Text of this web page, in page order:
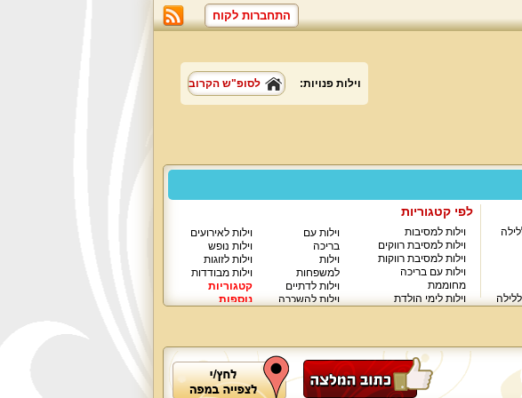
התחברות לקוח
וילות פנויות: לסופ"ש הקרוב
לפי קטגוריות
וילות למסיבות
וילות למסיבת רווקים
וילות למסיבת רווקות
וילות עם בריכה
מחוממת
וילות לימי הולדת
וילות עם
בריכה
וילות
למשפחות
וילות לדתיים
וילות להשכרה
וילות לאירועים
וילות נופש
וילות לזוגות
וילות מבודדות
קטגוריות
נוספות